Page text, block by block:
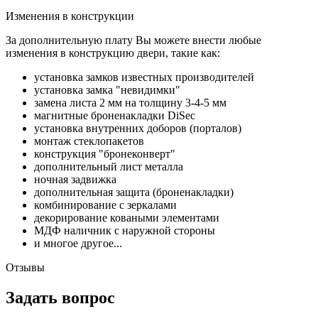
Изменения в конструкции
За дополнительную плату Вы можете внести любые
изменения в конструкцию двери, такие как:
установка замков известных производителей
установка замка "невидимки"
замена листа 2 мм на толщину 3-4-5 мм
магнитные броненакладки DiSec
установка внутренних доборов (порталов)
монтаж стеклопакетов
конструкция "бронеконверт"
дополнительный лист металла
ночная задвижка
дополнительная защита (броненакладки)
комбинирование с зеркалами
декорирование коваными элементами
МДФ наличник с наружной стороны
и многое другое...
Отзывы
Задать вопрос